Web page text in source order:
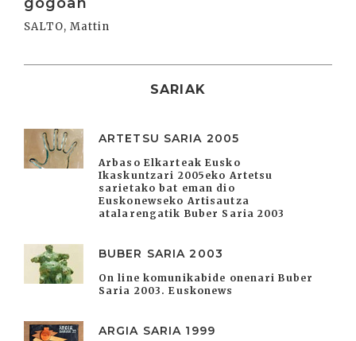
SALTO, Mattin
SARIAK
ARTETSU SARIA 2005
Arbaso Elkarteak Eusko
Ikaskuntzari 2005eko Artetsu
sarietako bat eman dio
Euskonewseko Artisautza
atalarengatik Buber Saria 2003
BUBER SARIA 2003
On line komunikabide onenari Buber
Saria 2003. Euskonews
ARGIA SARIA 1999